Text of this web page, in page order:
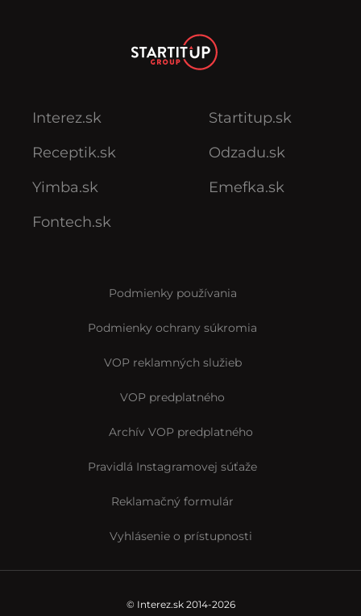
Interez.sk
Receptik.sk
Yimba.sk
Fontech.sk
Startitup.sk
Odzadu.sk
Emefka.sk
Podmienky používania
Podmienky ochrany súkromia
VOP reklamných služieb
VOP predplatného
Archív VOP predplatného
Pravidlá Instagramovej súťaže
Reklamačný formulár
Vyhlásenie o prístupnosti
© Interez.sk 2014-2026